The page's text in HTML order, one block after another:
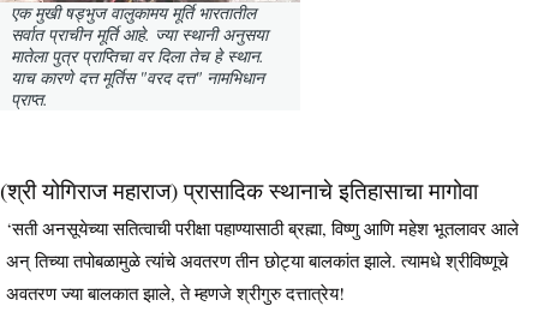
एक मुखी षड्भुज वालुकामय मूर्ति भारतातील
सर्वात प्राचीन मूर्ति आहे. ज्या स्थानी अनुसया
मातेला पुत्र प्राप्तिचा वर दिला तेच हे स्थान.
याच कारणे दत्त मूर्तिस "वरद दत्त" नामभिधान
प्राप्त.
(श्री योगिराज महाराज) प्रासादिक स्थानाचे इतिहासाचा मागोवा
‘सती अनसूयेच्या सतित्वाची परीक्षा पहाण्यासाठी ब्रह्मा, विष्णु आणि महेश भूतलावर आले
अन् तिच्या तपोबळामुळे त्यांचे अवतरण तीन छोट्या बालकांत झाले. त्यामधे श्रीविष्णूचे
अवतरण ज्या बालकात झाले, ते म्हणजे श्रीगुरु दत्तात्रेय!